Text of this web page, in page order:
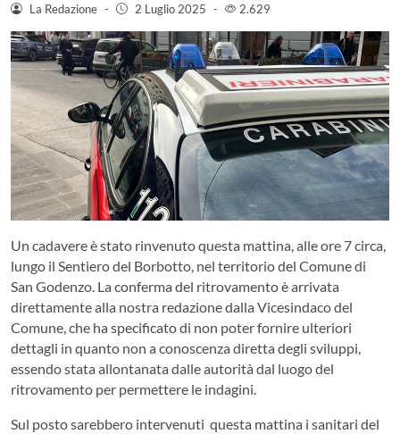
La Redazione - 2 Luglio 2025 - 2.629
Un cadavere è stato rinvenuto questa mattina, alle ore 7 circa,
lungo il Sentiero del Borbotto, nel territorio del Comune di
San Godenzo. La conferma del ritrovamento è arrivata
direttamente alla nostra redazione dalla Vicesindaco del
Comune, che ha specificato di non poter fornire ulteriori
dettagli in quanto non a conoscenza diretta degli sviluppi,
essendo stata allontanata dalle autorità dal luogo del
ritrovamento per permettere le indagini.
Sul posto sarebbero intervenuti questa mattina i sanitari del